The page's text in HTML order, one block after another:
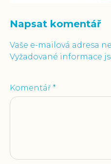
Napsat komentář
Vaše e-mailová adresa
Vyžadované informace
Komentář *